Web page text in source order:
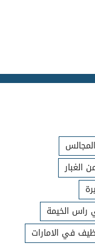
الغبار
الخيمة
في الامارات